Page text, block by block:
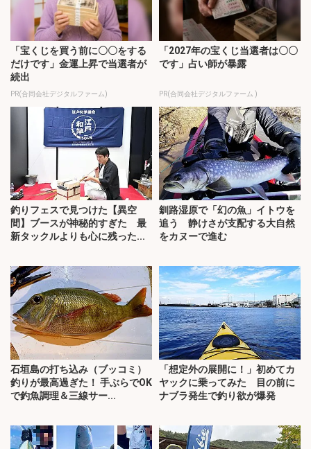
「宝くじを買う前に〇〇をする
だけです」金運上昇で当選者が
続出
PR(合同会社デジタルファーム)
「2027年の宝くじ当選者は〇〇
です」占い師が暴露
PR(合同会社デジタルファーム )
釣りフェスで見つけた【異空
間】ブースが神秘的すぎた 最
新タックルよりも心に残った...
釧路湿原で「幻の魚」イトウを
追う 静けさが支配する大自然
をカヌーで進む
石垣島の打ち込み（ブッコミ）
釣りが最高過ぎた！ 手ぶらでOK
で釣魚調理＆三線サー...
「想定外の展開に！」初めてカ
ヤックに乗ってみた 目の前に
ナブラ発生で釣り欲が爆発